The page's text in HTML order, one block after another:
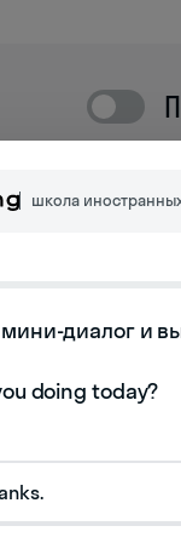
данных
школа
диалог и